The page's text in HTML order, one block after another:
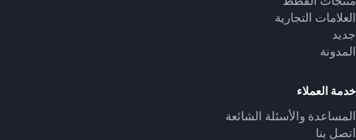
العلامات التجارية
جديد
المدونة
خدمة العملاء
المساعدة والأسئلة الشائعة
اتصل بنا